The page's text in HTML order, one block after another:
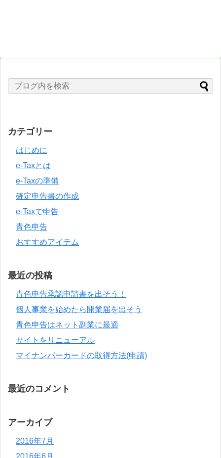
カテゴリー
はじめに
e-Taxとは
e-Taxの準備
確定申告書の作成
e-Taxで申告
青色申告
おすすめアイテム
最近の投稿
青色申告承認申請書を出そう！
個人事業を始めたら開業届を出そう
青色申告はネット副業に最適
サイトをリニューアル
マイナンバーカードの取得方法(申請)
最近のコメント
アーカイブ
2016年7月
2016年6月